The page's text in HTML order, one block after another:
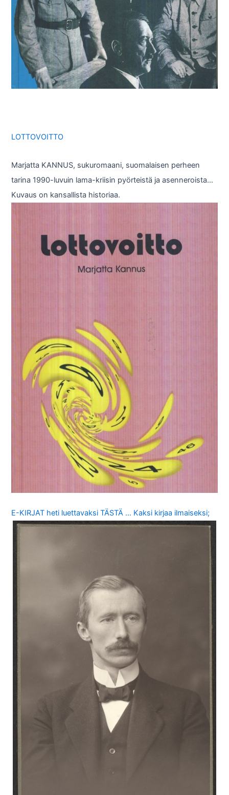
LOTTOVOITTO
Marjatta KANNUS, sukuromaani, suomalaisen perheen
tarina 1990-luvuin lama-kriisin pyörteistä ja asenneroista…
Kuvaus on kansallista historiaa.
E-KIRJAT heti luettavaksi TÄSTÄ … Kaksi kirjaa ilmaiseksi;